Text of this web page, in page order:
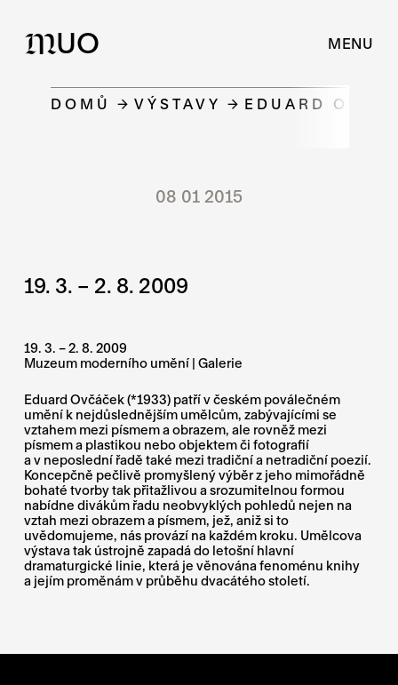
MUO MENU
DOMŮ VÝSTAVY EDUARD
08 01 2015
19. 3. – 2. 8. 2009
19. 3. – 2. 8. 2009
Muzeum moderního umění | Galerie
Eduard Ovčáček (*1933) patří v českém poválečném
umění k nejdůslednějším umělcům, zabývajícími se
vztahem mezi písmem a obrazem, ale rovněž mezi
písmem a plastikou nebo objektem či fotografií
a v neposlední řadě také mezi tradiční a netradiční poezií.
Koncepčně pečlivě promyšlený výběr z jeho mimořádně
bohaté tvorby tak přitažlivou a srozumitelnou formou
nabídne divákům řadu neobvyklých pohledů nejen na
vztah mezi obrazem a písmem, jež, aniž si to
uvědomujeme, nás provází na každém kroku. Umělcova
výstava tak ústrojně zapadá do letošní hlavní
dramaturgické linie, která je věnována fenoménu knihy
a jejím proměnám v průběhu dvacátého století.